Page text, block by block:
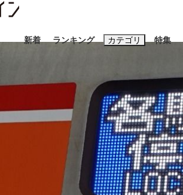
新着 ランキング カテゴリ 特集
おすすめのキーワードタ
#藤田晋 #三山凌輝 #高
#玉木雄一郎
#亀和田武